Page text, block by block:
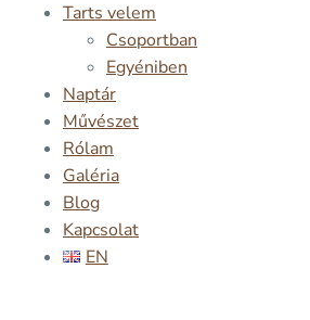
Tarts velem
Csoportban
Egyéniben
Naptár
Művészet
Rólam
Galéria
Blog
Kapcsolat
EN